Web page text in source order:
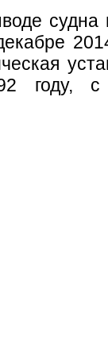
судна
году,